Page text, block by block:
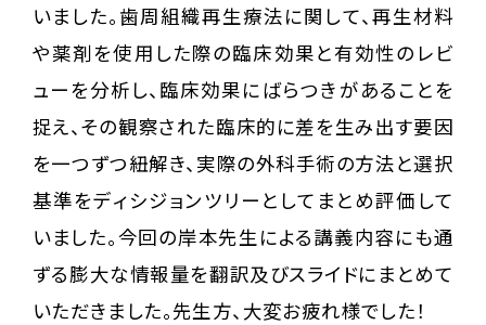
いました。歯周組織再生療法に関して、再生材料
や薬剤を使用した際の臨床効果と有効性のレビ
ューを分析し、臨床効果にばらつきがあることを
捉え、その観察された臨床的に差を生み出す要因
を一つずつ紐解き、実際の外科手術の方法と選択
基準をディシジョンツリーとしてまとめ評価して
いました。今回の岸本先生による講義内容にも通
ずる膨大な情報量を翻訳及びスライドにまとめて
いただきました。先生方、大変お疲れ様でした！